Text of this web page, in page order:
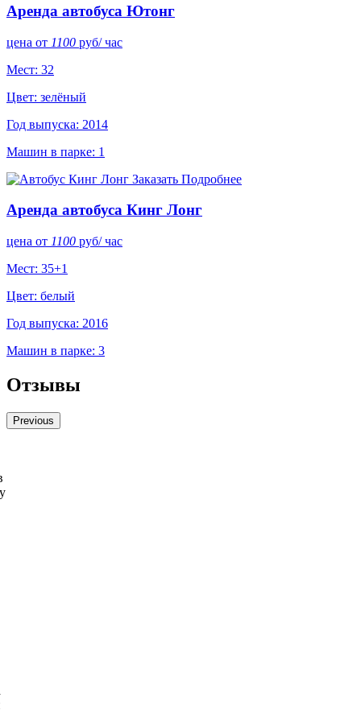
Аренда автобуса Ютонг
цена от 1100 руб/ час
Мест: 32
Цвет: зелёный
Год выпуска: 2014
Машин в парке: 1
Заказать Подробнее
Аренда автобуса Кинг Лонг
цена от 1100 руб/ час
Мест: 35+1
Цвет: белый
Год выпуска: 2016
Машин в парке: 3
Отзывы
Previous